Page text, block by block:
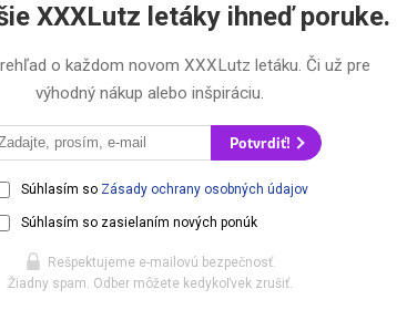
XXXLutz letákyihneď poruke.
o každom novom XXXLutz letáku. Či už pre
výhodný nákup alebo inšpiráciu.
Potvrdiť!
Súhlasím so Zásady ochrany osobných údajov
Súhlasím so zasielaním nových ponúk
Rešpektujeme e-mailovú bezpečnosť.
Žiadny spam. Odber môžete kedykoľvek zrušiť.